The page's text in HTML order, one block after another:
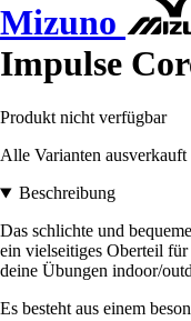
Mizuno
Impulse
Produkt nicht verfügbar
Alle Varianten ausverkauft
Beschreibung
Das schlichte und
ein vielseitiges Oberteil
deine Übungen indoor/
Es besteht aus einem